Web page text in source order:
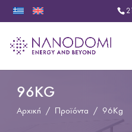
96KG
Αρχική / Προϊόντα / 96Kg